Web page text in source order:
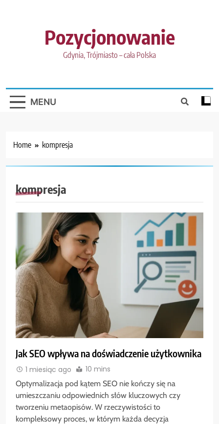
Pozycjonowanie
Gdynia, Trójmiasto – cała Polska
MENU
Home kompresja
kompresja
Jak SEO wpływa na doświadczenie użytkownika
1 miesiąc ago 10 mins
Optymalizacja pod kątem SEO nie kończy się na
umieszczaniu odpowiednich słów kluczowych czy
tworzeniu metaopisów. W rzeczywistości to
kompleksowy proces, w którym każda decyzja